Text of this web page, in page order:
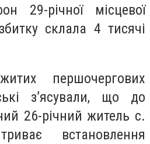
29-річної місцевої
склала 4 тисячі
першочергових
з’ясували, що до
26-річний житель с.
встановлення